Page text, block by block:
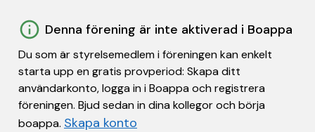
Denna förening är inte aktiverad i Boappa
Du som är styrelsemedlem i föreningen kan enkelt
starta upp en gratis provperiod: Skapa ditt
användarkonto, logga in i Boappa och registrera
föreningen. Bjud sedan in dina kollegor och börja
boappa. Skapa konto